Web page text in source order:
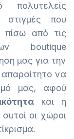
στιγμές που
πίσω από τις
boutique
μας για την
να
μας, αφού
και η
οι χώροι